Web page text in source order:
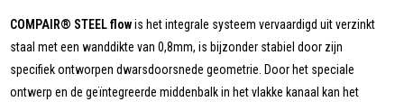
COMPAIR® STEEL flowis het integrale systeem vervaardigd uit verzinkt
staal met een wanddikte van 0,8mm, is bijzonder stabiel door zijn
specifiek ontworpen dwarsdoorsnede geometrie. Door het speciale
ontwerp en de geïntegreerde middenbalk in het vlakke kanaal kan het